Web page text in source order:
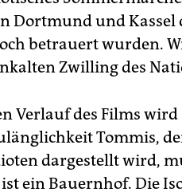
Dortmund und
betrauert wurden.
Zwilling des
Verlauf des Films
Tommis,
dargestellt wird,
ist ein Bauernhof. Die